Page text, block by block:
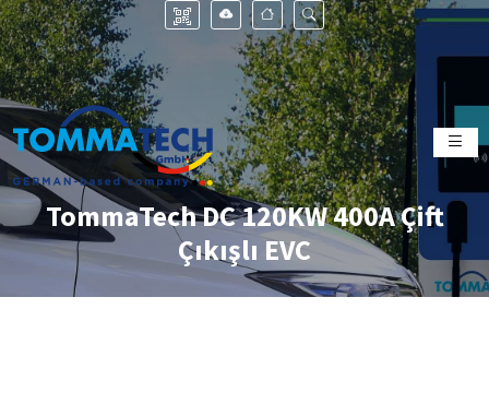
TommaTech DC 120KW 400A Çift
Çıkışlı EVC